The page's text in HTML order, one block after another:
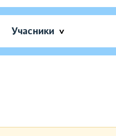
Учасники